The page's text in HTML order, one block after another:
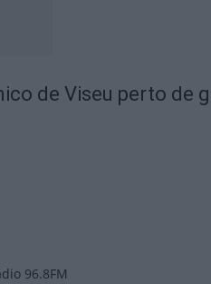
de Viseu perto de
96.8FM